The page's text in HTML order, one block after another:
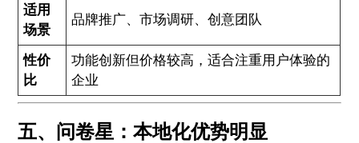
适用
场景
品牌推广、市场调研、创意团队
性价
比
功能创新但价格较高，适合注重用户体验的
企业
五、问卷星：本地化优势明显